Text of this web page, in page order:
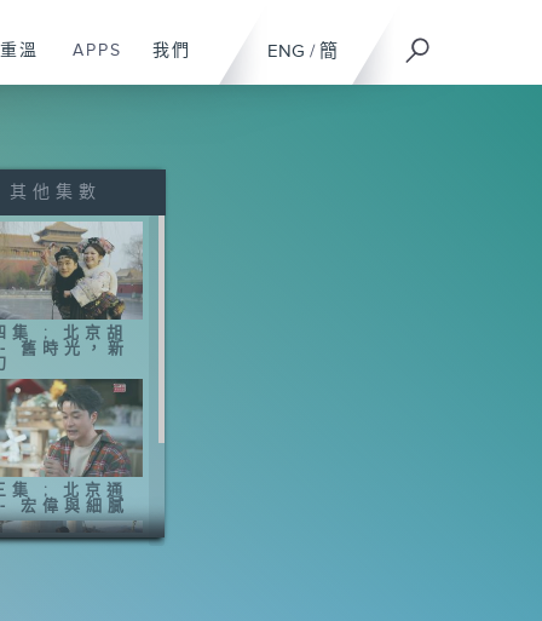
ENG / 簡
重溫 APPS 我們
其他集數
集 ; 北京胡
舊時光，新
集 ; 北京通
宏偉與細膩